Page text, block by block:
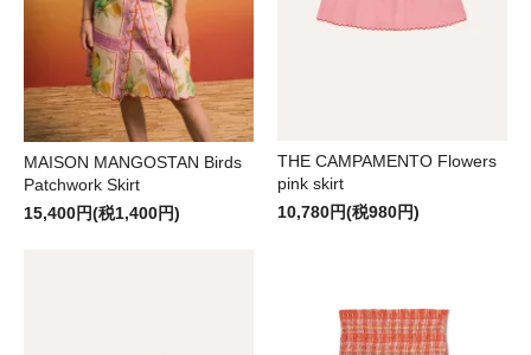
MAISON MANGOSTAN Birds
Patchwork Skirt
15,400円(税1,400円)
THE CAMPAMENTO Flowers
pink skirt
10,780円(税980円)